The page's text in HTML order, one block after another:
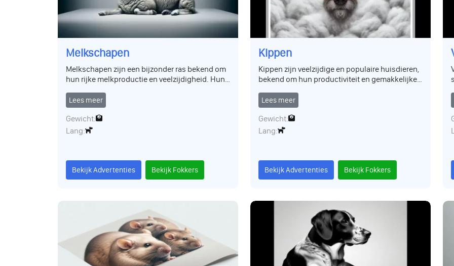
Melkschapen
Melkschapen zijn een bijzonder ras bekend om
hun rijke melkproductie en veelzijdigheid. Hun
andere zuivelproducten. Ze zijn gemakkelijk te
onderhouden en hebben een zacht karakter.
Lees meer
Gewicht:
Lang:
Bekijk Advertenties Bekijk Fokkers
Kippen
Kippen zijn veelzijdige en populaire huisdieren,
bekend om hun productiviteit en gemakkelijke
ieder met unieke kenmerken. Kippen zijn
sociale dieren die gedijen in groepen.
Lees meer
Gewicht:
Lang:
Bekijk Advertenties Bekijk Fokkers